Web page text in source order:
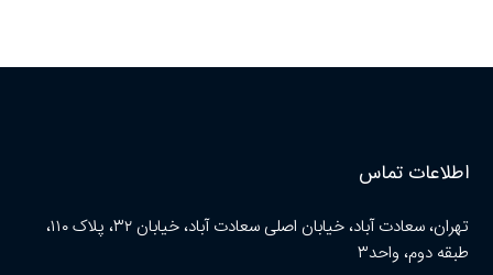
اطلاعات تماس
تهران، سعادت آباد، خیابان اصلی سعادت آباد، خیابان ۳۲، پلاک ۱۱۰،
طبقه دوم، واحد۳